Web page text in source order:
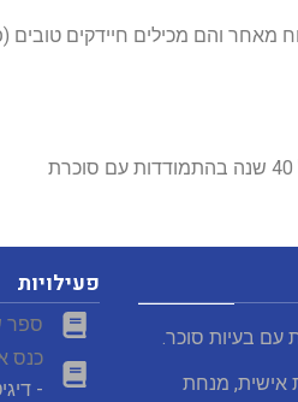
והם מכילים חיידקים טובים
עם בעיות סוכר.
אישית, מנחת
פעילויות
ספר
כנס
-